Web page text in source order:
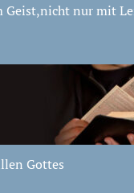
Geist,nicht nur mit
Gottes